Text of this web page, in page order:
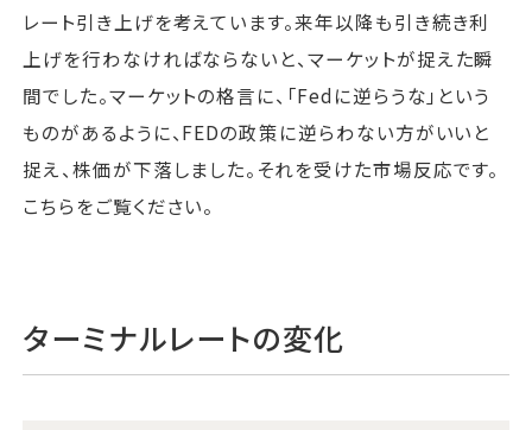
レート引き上げを考えています。来年以降も引き続き利
上げを行わなければならないと、マーケットが捉えた瞬
間でした。マーケットの格言に、「Fedに逆らうな」という
ものがあるように、FEDの政策に逆らわない方がいいと
捉え、株価が下落しました。それを受けた市場反応です。
こちらをご覧ください。
ターミナルレートの変化